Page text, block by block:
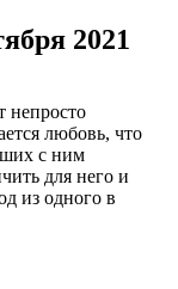
2021
непросто
любовь, что
с ним
для него и
из одного в